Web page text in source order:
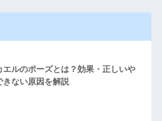
エルのポーズとは？効果・正しいや
きない原因を解説